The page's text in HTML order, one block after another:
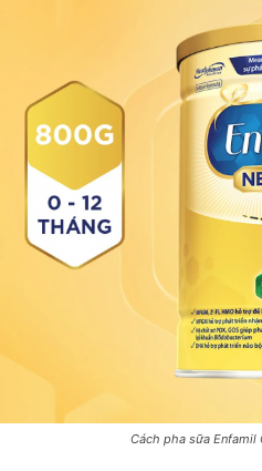
Cách pha sữa Enfamil